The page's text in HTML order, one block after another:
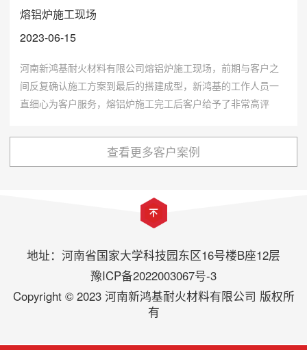
熔铝炉施工现场
2023-06-15
河南新鸿基耐火材料有限公司熔铝炉施工现场，前期与客户之
间反复确认施工方案到最后的搭建成型，新鸿基的工作人员一
直细心为客户服务，熔铝炉施工完工后客户给予了非常高评
查看更多客户案例
地址：河南省国家大学科技园东区16号楼B座12层
豫ICP备2022003067号-3
Copyright © 2023 河南新鸿基耐火材料有限公司 版权所
有